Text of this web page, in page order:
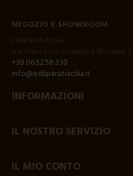
NEGOZIO E SHOWROOM
+39.06.52.58.330
info@edilparatiacilia.it
INFORMAZIONI
IL NOSTRO SERVIZIO
IL MIO CONTO